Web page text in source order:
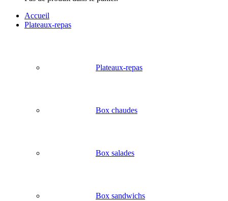
Accueil
Plateaux-repas
Plateaux-repas
Box chaudes
Box salades
Box sandwichs